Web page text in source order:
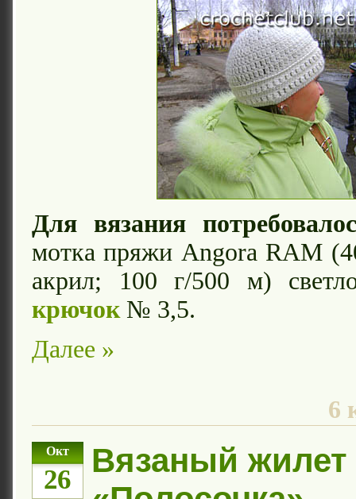
Для вязания
мотка пряжи Angora RAM
акрил; 100 г/500 м)
крючок№ 3,5.
Далее »
6
Окт
26
Вязаный жилет